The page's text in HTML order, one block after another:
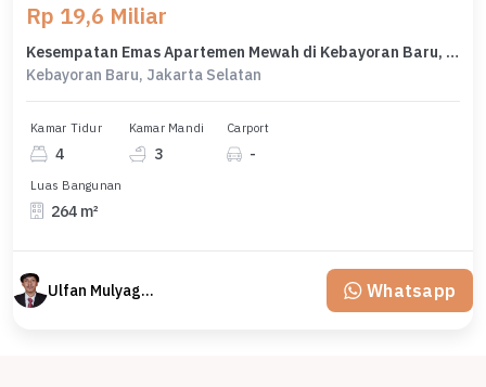
Rp 19,6 Miliar
Kesempatan Emas Apartemen Mewah di Kebayoran Baru, Jakarta Selatan, 4 KT
Kebayoran Baru, Jakarta Selatan
Kamar Tidur
4
Kamar Mandi
3
Carport
-
Luas Bangunan
264 m²
Ulfan Mulyagan Whatsapp